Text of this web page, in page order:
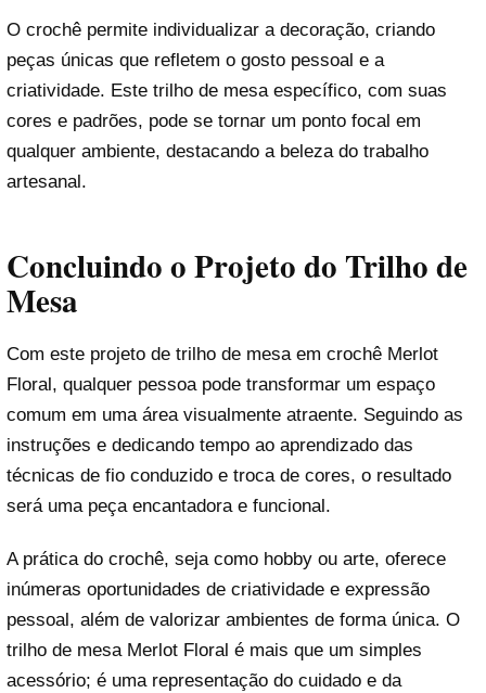
O crochê permite individualizar a decoração, criando
peças únicas que refletem o gosto pessoal e a
criatividade. Este trilho de mesa específico, com suas
cores e padrões, pode se tornar um ponto focal em
qualquer ambiente, destacando a beleza do trabalho
artesanal.
Concluindo o Projeto do Trilho de
Mesa
Com este projeto de trilho de mesa em crochê Merlot
Floral, qualquer pessoa pode transformar um espaço
comum em uma área visualmente atraente. Seguindo as
instruções e dedicando tempo ao aprendizado das
técnicas de fio conduzido e troca de cores, o resultado
será uma peça encantadora e funcional.
A prática do crochê, seja como hobby ou arte, oferece
inúmeras oportunidades de criatividade e expressão
pessoal, além de valorizar ambientes de forma única. O
trilho de mesa Merlot Floral é mais que um simples
acessório; é uma representação do cuidado e da